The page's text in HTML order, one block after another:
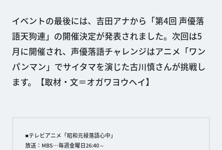
イベントの最後には、吉田アナから「第4回 声優落
語天狗連」の開催決定が発表されました。次回は5
月に開催され、声優落語チャレンジはアニメ「ワン
パンマン」でサイタマを演じた古川慎さんが挑戦し
ます。【取材・文＝オガワヨウヘイ】
■テレビアニメ「昭和元禄落語心中」
放送：MBS…毎週金曜日26:40～